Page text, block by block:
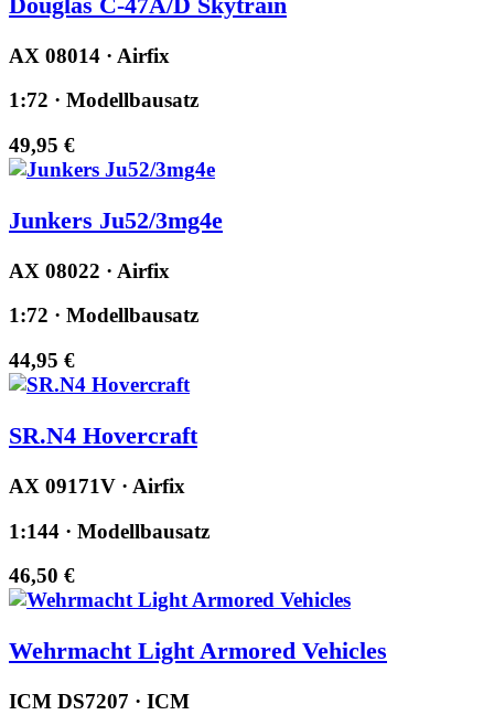
AX 08014 · Airfix
1:72 · Modellbausatz
49,95 €
Junkers Ju52/3mg4e
AX 08022 · Airfix
1:72 · Modellbausatz
44,95 €
SR.N4 Hovercraft
AX 09171V · Airfix
1:144 · Modellbausatz
46,50 €
Wehrmacht Light Armored Vehicles
ICM DS7207 · ICM